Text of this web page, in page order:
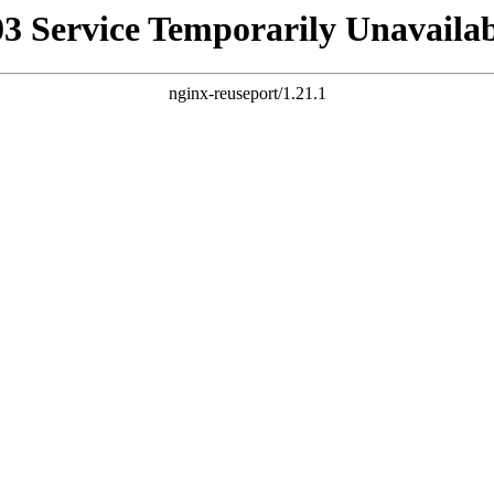
Service Temporarily
nginx-reuseport/1.21.1